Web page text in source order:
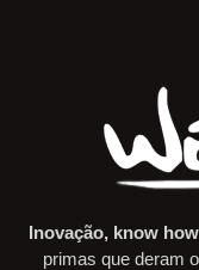
Inovação, know
primas que deram